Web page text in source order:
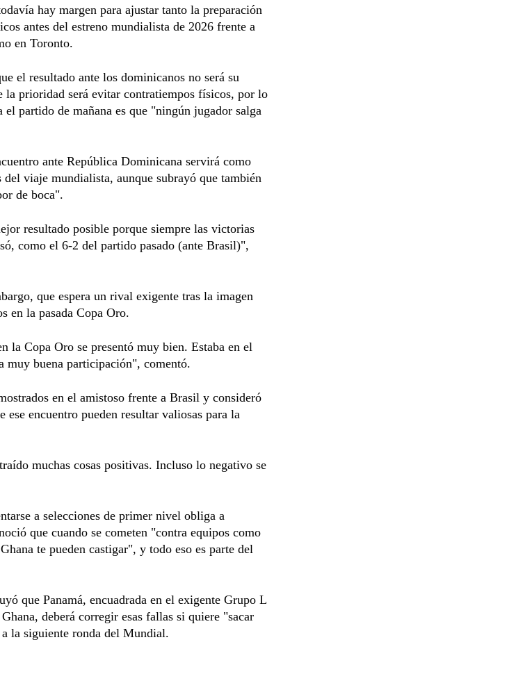
hay margen para ajustar tanto la preparación
antes del estreno mundialista de 2026 frente a
en Toronto.
el resultado ante los dominicanos no será su
la prioridad será evitar contratiempos físicos, por lo
partido de mañana es que "ningún jugador salga
ante República Dominicana servirá como
del viaje mundialista, aunque subrayó que también
de boca".
resultado posible porque siempre las victorias
como el 6-2 del partido pasado (ante Brasil)",
que espera un rival exigente tras la imagen
en la pasada Copa Oro.
la Copa Oro se presentó muy bien. Estaba en el
muy buena participación", comentó.
en el amistoso frente a Brasil y consideró
ese encuentro pueden resultar valiosas para la
muchas cosas positivas. Incluso lo negativo se
a selecciones de primer nivel obliga a
que cuando se cometen "contra equipos como
te pueden castigar", y todo eso es parte del
que Panamá, encuadrada en el exigente Grupo L
deberá corregir esas fallas si quiere "sacar
la siguiente ronda del Mundial.